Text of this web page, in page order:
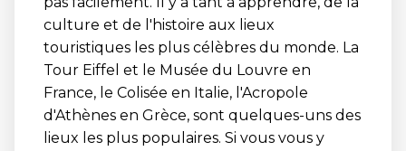
culture et de l'histoire aux lieux
touristiques les plus célèbres du monde. La
Tour Eiffel et le Musée du Louvre en
France, le Colisée en Italie, l'Acropole
d'Athènes en Grèce, sont quelques-uns des
lieux les plus populaires. Si vous vous y